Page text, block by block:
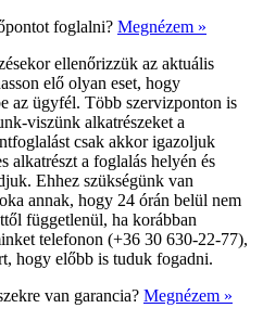
foglalni? Megnézem »
ellenőrizzük az aktuális
elő olyan eset, hogy
az ügyfél. Több szervizponton is
viszünk alkatrészeket a
csak akkor igazoljuk
alkatrészt a foglalás helyén és
Ehhez szükségünk van
annak, hogy 24 órán belül nem
függetlenül, ha korábban
telefonon (+36 30 630-22-77),
hogy előbb is tuduk fogadni.
van garancia? Megnézem »